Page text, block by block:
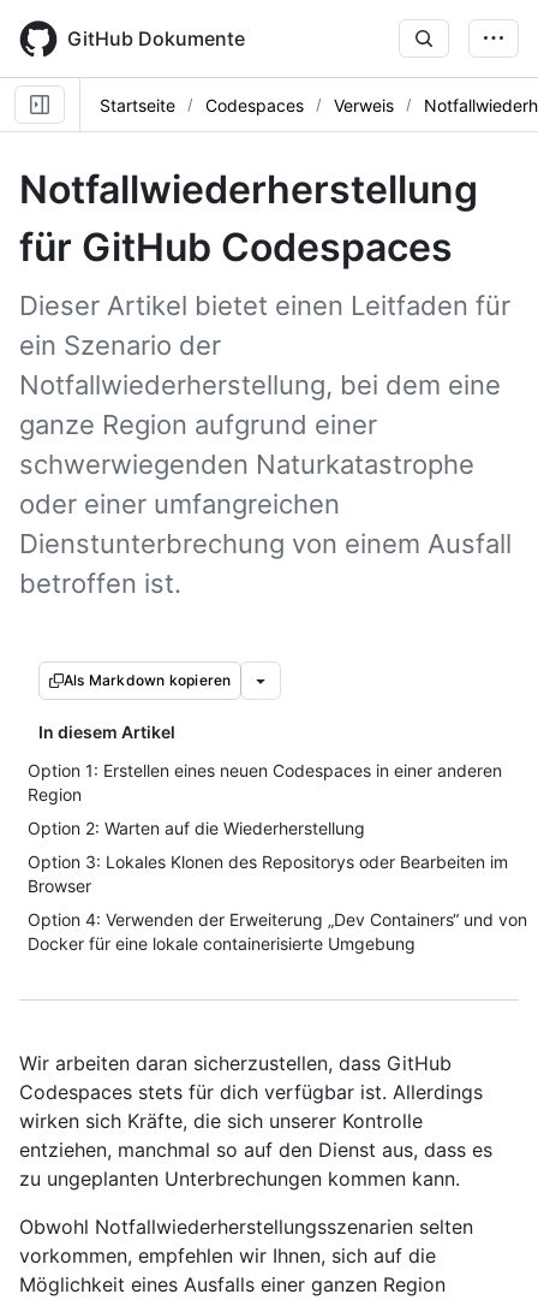
main
content
GitHub Dokumente
Startseite Codespaces Verweis
Notfallwiederherstellung
für GitHub Codespaces
Dieser Artikel bietet einen Leitfaden für
ein Szenario der
Notfallwiederherstellung, bei dem eine
ganze Region aufgrund einer
schwerwiegenden Naturkatastrophe
oder einer umfangreichen
Dienstunterbrechung von einem Ausfall
betroffen ist.
Als Markdown kopieren
In diesem Artikel
Option 1: Erstellen eines neuen Codespaces in einer anderen
Region
Option 2: Warten auf die Wiederherstellung
Option 3: Lokales Klonen des Repositorys oder Bearbeiten im
Browser
Option 4: Verwenden der Erweiterung „Dev Containers“ und von
Docker für eine lokale containerisierte Umgebung
Wir arbeiten daran sicherzustellen, dass GitHub
Codespaces stets für dich verfügbar ist. Allerdings
wirken sich Kräfte, die sich unserer Kontrolle
entziehen, manchmal so auf den Dienst aus, dass es
zu ungeplanten Unterbrechungen kommen kann.
Obwohl Notfallwiederherstellungsszenarien selten
vorkommen, empfehlen wir Ihnen, sich auf die
Möglichkeit eines Ausfalls einer ganzen Region